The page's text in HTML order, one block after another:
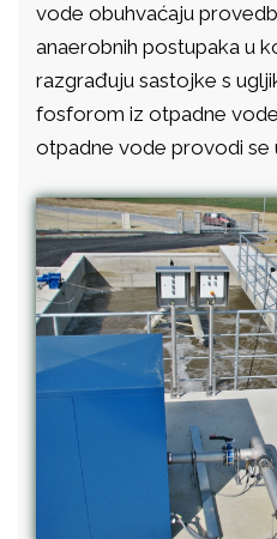
vode obuhvaćaju
anaerobnih postupaka u
razgrađuju sastojke s
fosforom iz otpadne
otpadne vode provodi se